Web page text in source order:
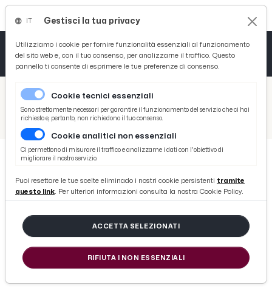
/ Picenotime
/ Coppa Teodori
Campionato Europeo della Montagna 2021, Coppa Teodori in calendario dal 25 al 27 Giugno
Campionato Europeo della
Montagna 2021, Coppa Teodori in
calendario dal 25 al 27 Giugno
di Redazione Picenotime
Gestisci la tua privacy
Utilizziamo i cookie per fornire funzionalità essenziali al funzionamento
del sito web e, con il tuo consenso, per analizzarne il traffico. Questo
pannello ti consente di esprimere le tue preferenze di consenso.
Cookie tecnici essenziali
Sono strettamente necessari per garantire il funzionamento del servizio che ci hai
richiesto e, pertanto, non richiedono il tuo consenso.
Cookie analitici non essenziali
Ci permettono di misurare il traffico e analizzarne i dati con l'obiettivo di
migliorare il nostro servizio.
Puoi resettare le tue scelte eliminado i nostri cookie persistenti tramite
questo link. Per ulteriori informazioni consulta la nostra Cookie Policy.
ACCETTA SELEZIONATI
RIFIUTA I NON ESSENZIALI
Tutto News
Tutto Sport
Basket
Ciclismo
Tutto Curiosità